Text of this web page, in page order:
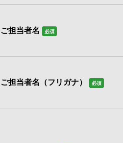
ご担当者名 必須
ご担当者名（フリガナ） 必須